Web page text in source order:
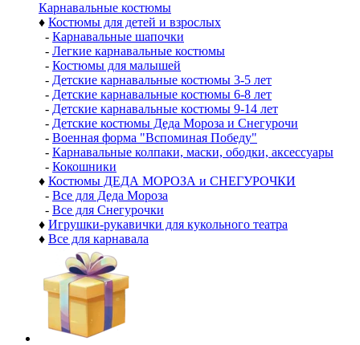
Карнавальные костюмы
♦ Костюмы для детей и взрослых
- Карнавальные шапочки
- Легкие карнавальные костюмы
- Костюмы для малышей
- Детские карнавальные костюмы 3-5 лет
- Детские карнавальные костюмы 6-8 лет
- Детские карнавальные костюмы 9-14 лет
- Детские костюмы Деда Мороза и Снегурочи
- Военная форма "Вспоминая Победу"
- Карнавальные колпаки, маски, ободки, аксессуары
- Кокошники
♦ Костюмы ДЕДА МОРОЗА и СНЕГУРОЧКИ
- Все для Деда Мороза
- Все для Снегурочки
♦ Игрушки-рукавички для кукольного театра
♦ Все для карнавала